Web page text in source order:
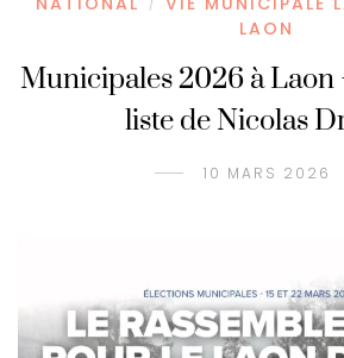
/
LAON
Municipales 2026 à Laon
liste de Nicolas
10 MARS 2026